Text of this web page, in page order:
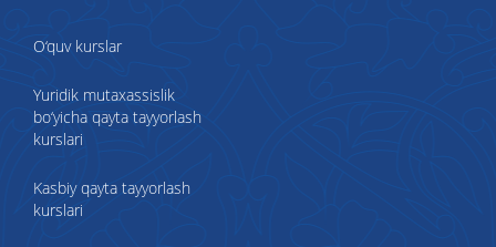
O‘quv kurslar
Yuridik mutaxassislik
bo‘yicha qayta tayyorlash
kurslari
Kasbiy qayta tayyorlash
kurslari